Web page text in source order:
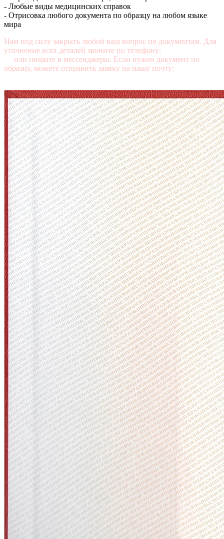
- Любые виды медицинских справок
- Отрисовка любого документа по образцу на любом языке
мира
Нам под силу закрыть любой ваш вопрос по документам. Для
уточнение всех деталей звоните по телефону:
или пишите в мессенджеры. Если нужен документ по
образцу, можете отправить заявку на нашу почту: